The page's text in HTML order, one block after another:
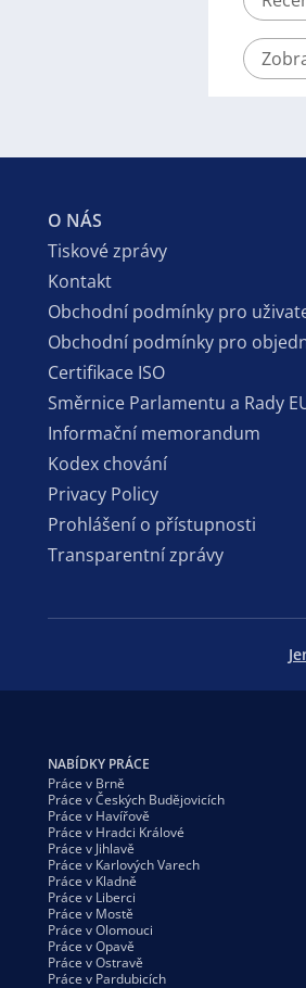
O NÁS
Tiskové zprávy
Kontakt
Obchodní podmínky pro
Obchodní podmínky pro
Certifikace ISO
Směrnice Parlamentu a Rady
Informační memorandum
Kodex chování
Privacy Policy
Prohlášení o přístupnosti
Transparentní zprávy
NABÍDKY PRÁCE
Práce v Brně
Práce v Českých Budějovicích
Práce v Havířově
Práce v Hradci Králové
Práce v Jihlavě
Práce v Karlových Varech
Práce v Kladně
Práce v Liberci
Práce v Mostě
Práce v Olomouci
Práce v Opavě
Práce v Ostravě
Práce v Pardubicích